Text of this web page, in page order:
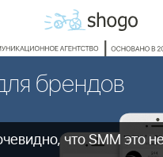
брендов
что SMM это